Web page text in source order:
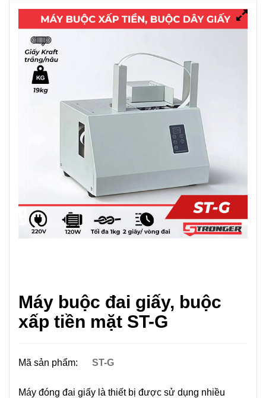
Máy buộc đai giấy, buộc
xấp tiền mặt ST-G
Mã sản phẩm: ST-G
Máy đóng đai giấy là thiết bị được sử dụng nhiều